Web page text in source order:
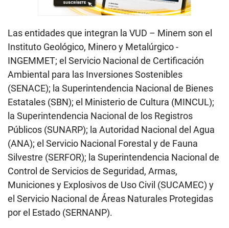
Las entidades que integran la VUD – Minem son el
Instituto Geológico, Minero y Metalúrgico -
INGEMMET; el Servicio Nacional de Certificación
Ambiental para las Inversiones Sostenibles
(SENACE); la Superintendencia Nacional de Bienes
Estatales (SBN); el Ministerio de Cultura (MINCUL);
la Superintendencia Nacional de los Registros
Públicos (SUNARP); la Autoridad Nacional del Agua
(ANA); el Servicio Nacional Forestal y de Fauna
Silvestre (SERFOR); la Superintendencia Nacional de
Control de Servicios de Seguridad, Armas,
Municiones y Explosivos de Uso Civil (SUCAMEC) y
el Servicio Nacional de Áreas Naturales Protegidas
por el Estado (SERNANP).